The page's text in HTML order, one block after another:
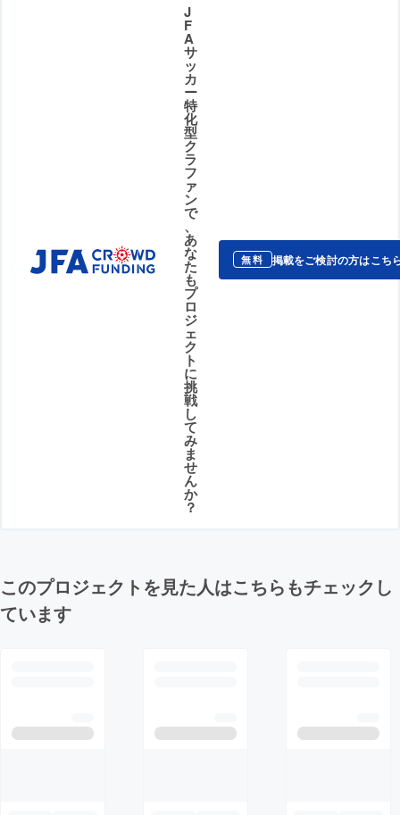
J
F
A
サ
ッ
カ
ー
特
化
型
ク
ラ
フ
ァ
ン
で
、
あ
な
た
も
プ
ロ
ジ
ェ
ク
ト
に
挑
戦
し
て
み
ま
せ
ん
か
？
無料 掲載をご検討の方はこち
このプロジェクトを見た人はこちらもチェックし
ています